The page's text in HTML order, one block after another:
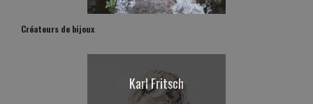
Créateurs de bijoux
Karl Fritsch